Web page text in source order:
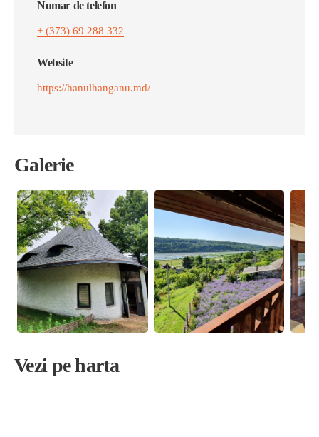
Numar de telefon
+ (373) 69 288 332
Website
https://hanulhanganu.md/
Galerie
Vezi pe harta